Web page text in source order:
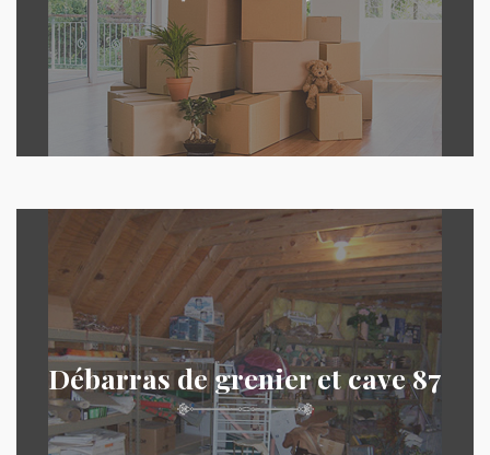
Débarras de grenier et cave 87